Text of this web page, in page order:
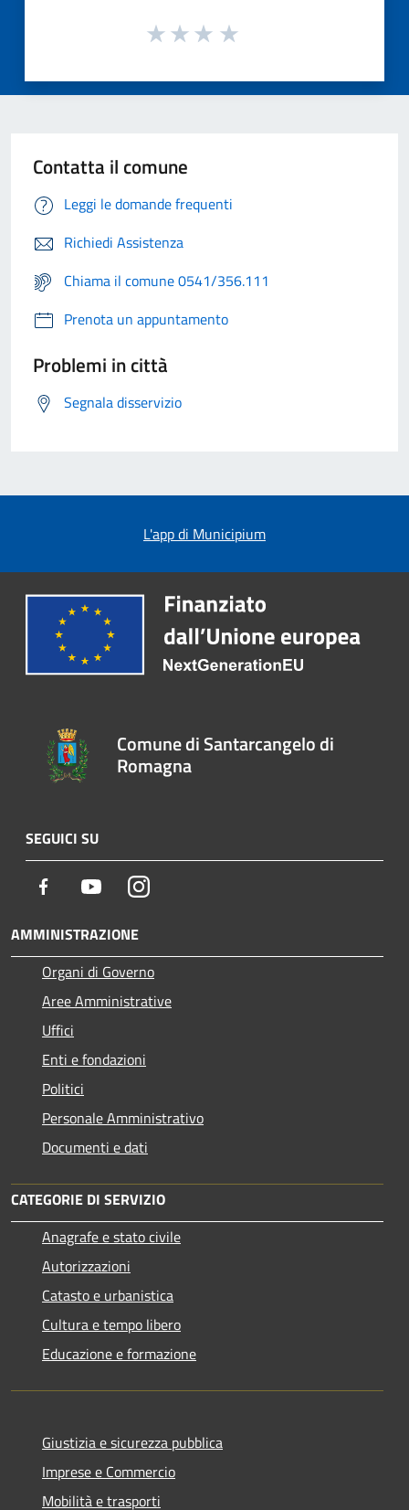
Contatta il comune
Leggi le domande frequenti
Richiedi Assistenza
Chiama il comune 0541/356.111
Prenota un appuntamento
Problemi in città
Segnala disservizio
L'app di Municipium
Comune di Santarcangelo di
Romagna
SEGUICI SU
Facebook YoutubeInstagram
AMMINISTRAZIONE
Organi di Governo
Aree Amministrative
Uffici
Enti e fondazioni
Politici
Personale Amministrativo
Documenti e dati
CATEGORIE DI SERVIZIO
Anagrafe e stato civile
Autorizzazioni
Catasto e urbanistica
Cultura e tempo libero
Educazione e formazione
Giustizia e sicurezza pubblica
Imprese e Commercio
Mobilità e trasporti